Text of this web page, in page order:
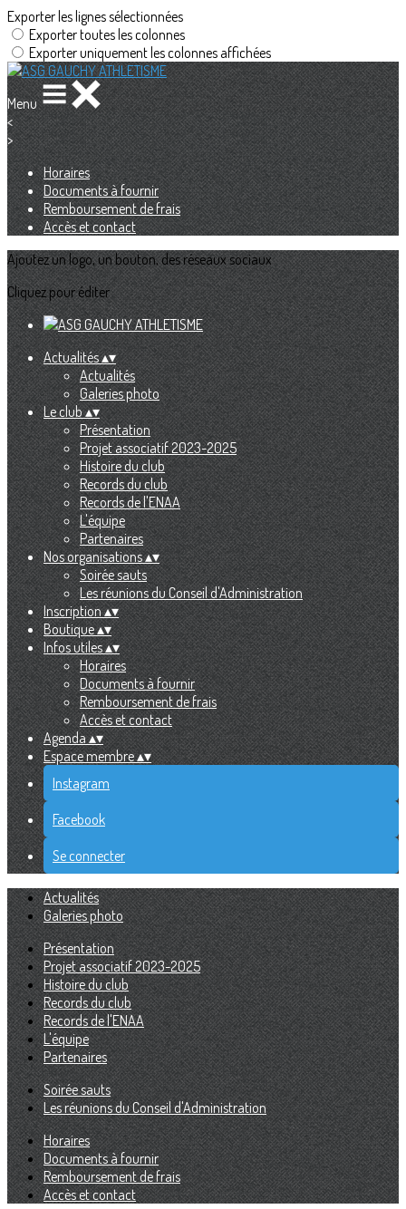
Exporter les lignes sélectionnées
Exporter toutes les colonnes
Exporter uniquement les colonnes affichées
Menu
<
>
Horaires
Documents à fournir
Remboursement de frais
Accès et contact
Ajoutez un logo, un bouton, des réseaux sociaux
Cliquez pour éditer
Actualités▴▾
Actualités
Galeries photo
Le club▴▾
Présentation
Projet associatif 2023-2025
Histoire du club
Records du club
Records de l'ENAA
L'équipe
Partenaires
Nos organisations▴▾
Soirée sauts
Les réunions du Conseil d'Administration
Inscription▴▾
Boutique▴▾
Infos utiles▴▾
Horaires
Documents à fournir
Remboursement de frais
Accès et contact
Agenda▴▾
Espace membre▴▾
Instagram
Facebook
Se connecter
Actualités
Galeries photo
Présentation
Projet associatif 2023-2025
Histoire du club
Records du club
Records de l'ENAA
L'équipe
Partenaires
Soirée sauts
Les réunions du Conseil d'Administration
Horaires
Documents à fournir
Remboursement de frais
Accès et contact